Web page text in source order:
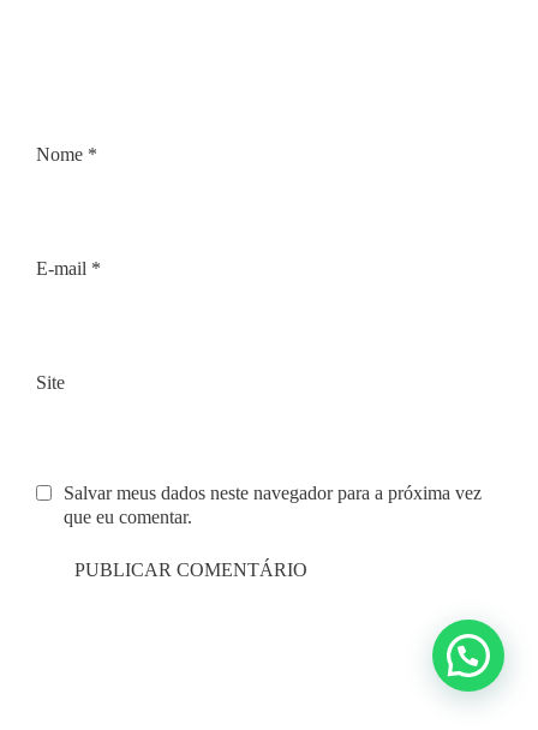
Nome *
E-mail *
Site
Salvar meus dados neste navegador para a próxima vez
que eu comentar.